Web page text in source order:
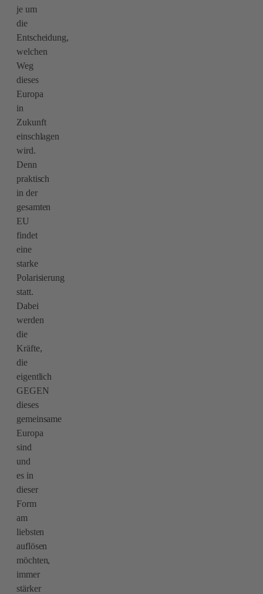
je um
die
Entscheidung,
welchen
Weg
dieses
Europa
in
Zukunft
einschlagen
wird.
Denn
praktisch
in der
gesamten
EU
findet
eine
starke
Polarisierung
statt.
Dabei
werden
die
Kräfte,
die
eigentlich
GEGEN
dieses
gemeinsame
Europa
sind
und
es in
dieser
Form
am
liebsten
auflösen
möchten,
immer
stärker